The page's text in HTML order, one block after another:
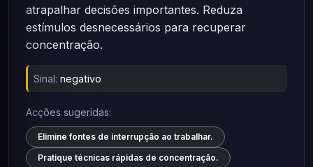
atrapalhar decisões importantes. Reduza
estímulos desnecessários para recuperar
concentração.
Sinal: negativo
Acções sugeridas:
Elimine fontes de interrupção ao trabalhar.
Pratique técnicas rápidas de concentração.